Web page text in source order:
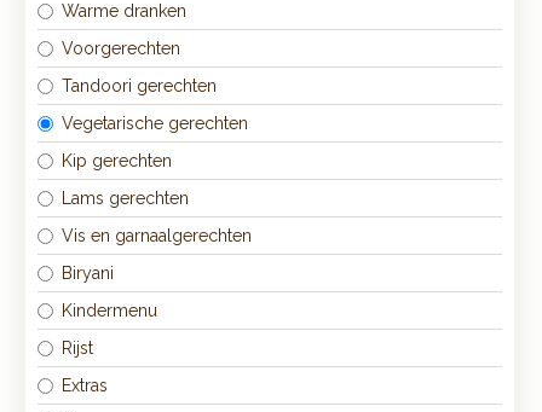
Warme dranken
Voorgerechten
Tandoori gerechten
Vegetarische gerechten
Kip gerechten
Lams gerechten
Vis en garnaalgerechten
Biryani
Kindermenu
Rijst
Extras